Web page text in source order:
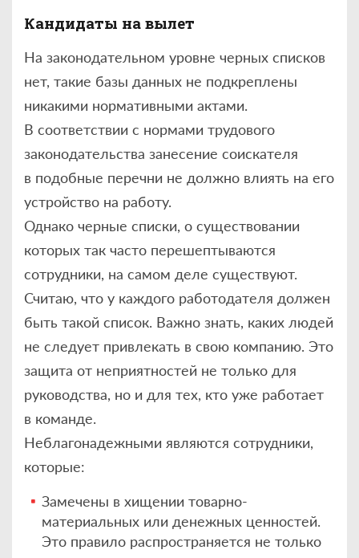
Кандидаты на вылет
На законодательном уровне черных списков
нет, такие базы данных не подкреплены
никакими нормативными актами.
В соответствии с нормами трудового
законодательства занесение соискателя
в подобные перечни не должно влиять на его
устройство на работу.
Однако черные списки, о существовании
которых так часто перешептываются
сотрудники, на самом деле существуют.
Считаю, что у каждого работодателя должен
быть такой список. Важно знать, каких людей
не следует привлекать в свою компанию. Это
защита от неприятностей не только для
руководства, но и для тех, кто уже работает
в команде.
Неблагонадежными являются сотрудники,
которые:
Замечены в хищении товарно-
материальных или денежных ценностей.
Это правило распространяется не только